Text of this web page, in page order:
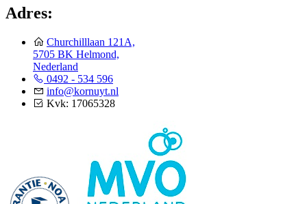
Adres:
Churchilllaan 121A,
5705 BK Helmond,
Nederland
0492 - 534 596
info@kornuyt.nl
Kvk: 17065328